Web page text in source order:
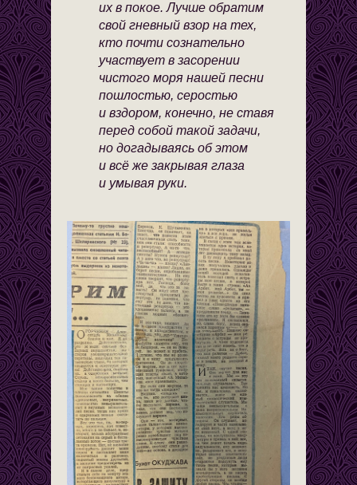
их в покое. Лучше обратим
свой гневный взор на тех,
кто почти сознательно
участвует в засорении
чистого моря нашей песни
пошлостью, серостью
и вздором, конечно, не ставя
перед собой такой задачи,
но догадываясь об этом
и всё же закрывая глаза
и умывая руки.